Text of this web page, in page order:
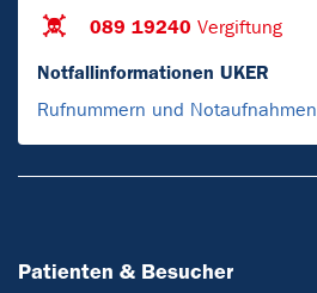
089 19240 Vergiftung
Notfallinformationen UKER
Rufnummern und Notaufnahmen
Patienten & Besucher